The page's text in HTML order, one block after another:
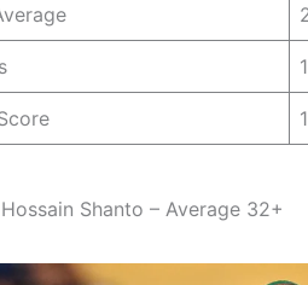
1
Shanto – Average 32+